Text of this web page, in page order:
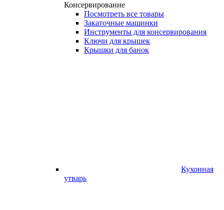
Консервирование
Посмотреть все товары
Закаточные машинки
Инструменты для консервирования
Ключи для крышек
Крышки для банок
Кухонная
утварь